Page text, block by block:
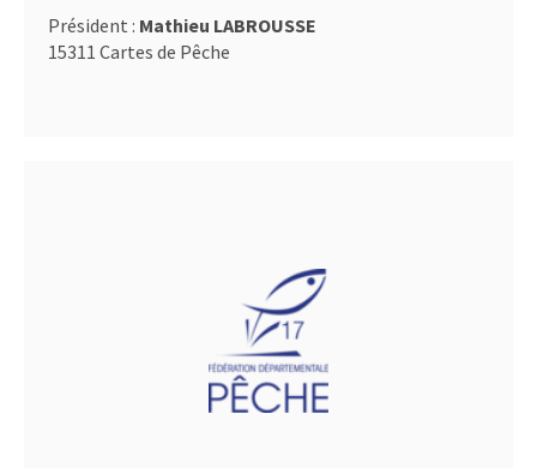
Président : Mathieu LABROUSSE
15311 Cartes de Pêche